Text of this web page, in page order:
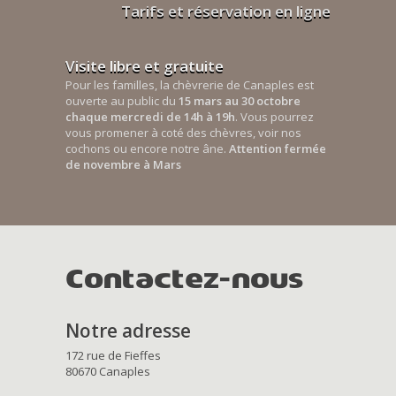
Tarifs et réservation en ligne
Visite libre et gratuite
Pour les familles, la chèvrerie de Canaples est
ouverte au public du 15 mars au 30 octobre
chaque mercredi de 14h à 19h. Vous pourrez
vous promener à coté des chèvres, voir nos
cochons ou encore notre âne. Attention fermée
de novembre à Mars
Contactez-nous
Notre adresse
172 rue de Fieffes
80670 Canaples